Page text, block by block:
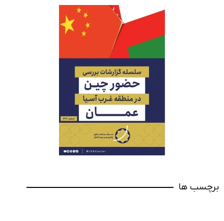
برچسب ها